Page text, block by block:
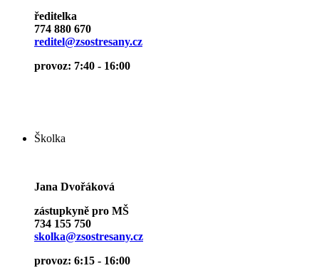
ředitelka
774 880 670
reditel@zsostresany.cz
provoz: 7:40 - 16:00
Školka
Jana Dvořáková
zástupkyně pro MŠ
734 155 750
skolka@zsostresany.cz
provoz: 6:15 - 16:00